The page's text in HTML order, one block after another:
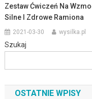
Zestaw Ćwiczeń Na
Silne I Zdrowe Ramiona
2021-03-30 wysilka.pl
Szukaj
OSTATNIE WPISY